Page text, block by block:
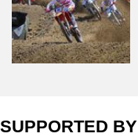
SUPPORTED BY